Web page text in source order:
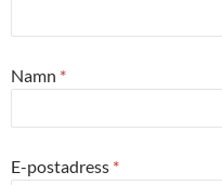
Namn *
E-postadress *